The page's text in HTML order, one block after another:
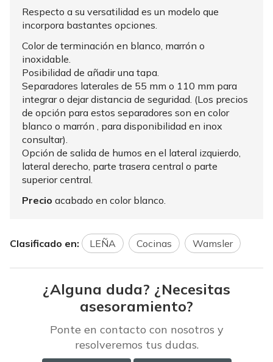
Respecto a su versatilidad es un modelo que
incorpora bastantes opciones.
Color de terminación en blanco, marrón o
inoxidable.
Posibilidad de añadir una tapa.
Separadores laterales de 55 mm o 110 mm para
integrar o dejar distancia de seguridad. (Los precios
de opción para estos separadores son en color
blanco o marrón , para disponibilidad en inox
consultar).
Opción de salida de humos en el lateral izquierdo,
lateral derecho, parte trasera central o parte
superior central.
Precio acabado en color blanco.
Clasificado en: LEÑA Cocinas Wamsler
¿Alguna duda? ¿Necesitas
asesoramiento?
Ponte en contacto con nosotros y
resolveremos tus dudas.